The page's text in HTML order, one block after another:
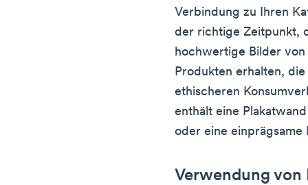
Verbindung zu Ihren
der richtige Zeitpunkt,
hochwertige Bilder
Produkten erhalten,
ethischeren
enthält eine
oder eine einprägsame
Verwendung von